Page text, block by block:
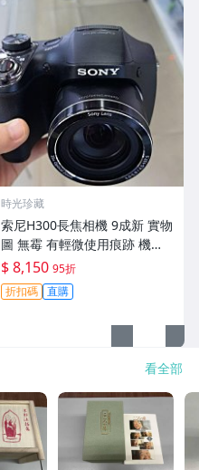
時光珍藏
索尼H300長焦相機 9成新 實物
圖 無霉 有輕微使用痕跡 機身
鏡頭原裝 無拆修無翻新-3430
$ 8,150 95折
折扣碼 直購
看全部